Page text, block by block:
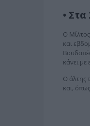
•
Ο
και
κάνει
Ο άλτης
και,